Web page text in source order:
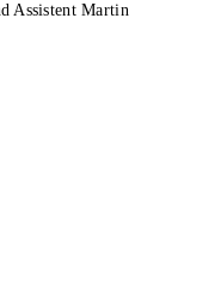
Assistent Martin